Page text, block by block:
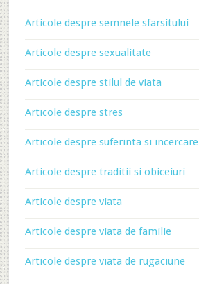
Articole despre semnele sfarsitului
Articole despre sexualitate
Articole despre stilul de viata
Articole despre stres
Articole despre suferinta si incercare
Articole despre traditii si obiceiuri
Articole despre viata
Articole despre viata de familie
Articole despre viata de rugaciune